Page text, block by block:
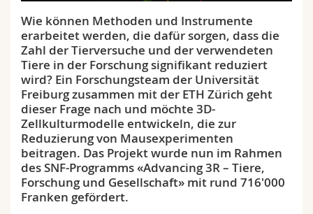
Interfakultär
Doktorierende
Vorlesungsverzeichnis
MyUnifr
Wie können Methoden und Instrumente
erarbeitet werden, die dafür sorgen, dass die
Zahl der Tierversuche und der verwendeten
Tiere in der Forschung signifikant reduziert
wird? Ein Forschungsteam der Universität
Freiburg zusammen mit der ETH Zürich geht
dieser Frage nach und möchte 3D-
Zellkulturmodelle entwickeln, die zur
Reduzierung von Mausexperimenten
beitragen. Das Projekt wurde nun im Rahmen
des SNF-Programms «Advancing 3R – Tiere,
Forschung und Gesellschaft» mit rund 716'000
Franken gefördert.